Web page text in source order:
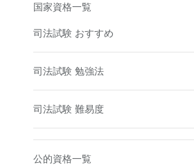
国家資格一覧
司法試験 おすすめ
司法試験 勉強法
司法試験 難易度
公的資格一覧